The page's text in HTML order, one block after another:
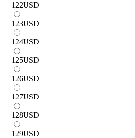
122USD
123USD
124USD
125USD
126USD
127USD
128USD
129USD